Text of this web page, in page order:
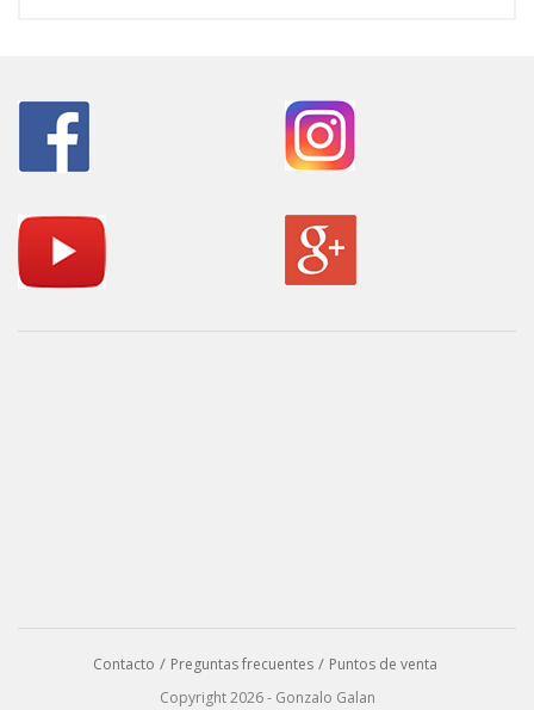
Contacto Preguntas frecuentes
Puntos de venta
Copyright 2026 - Gonzalo Galan